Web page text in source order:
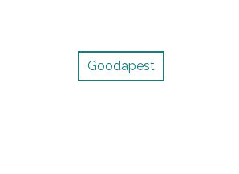
Goodapest